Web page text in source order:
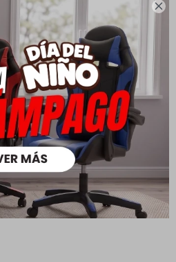

tienen un plazo de 5 días para